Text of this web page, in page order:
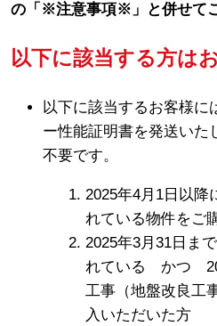
の「※注意事項※」と併せて
以下に該当する方は
以下に該当するお客様に
ー性能証明書を発送いた
不要です。
2025年4月1日以降
れている物件をご
2025年3月31日ま
れている かつ
工事（地盤改良工
入いただいた方